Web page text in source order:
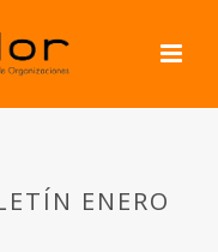
ENERO